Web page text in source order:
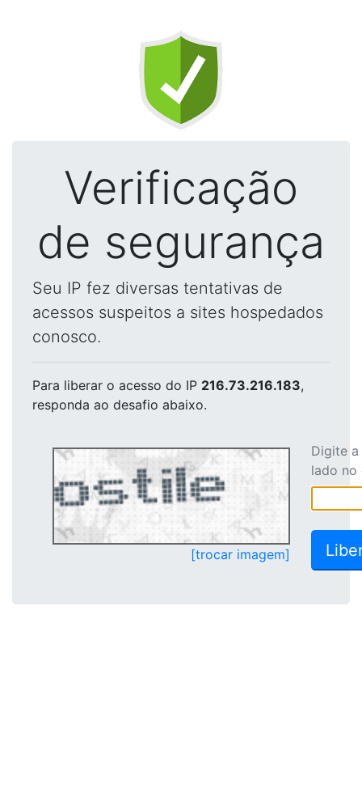
Verificação
de segurança
Seu IP fez diversas tentativas de
acessos suspeitos a sites hospedados
conosco.
Para liberar o acesso do IP 216.73.216.183,
responda ao desafio abaixo.
[trocar imagem]
Digite
lado no